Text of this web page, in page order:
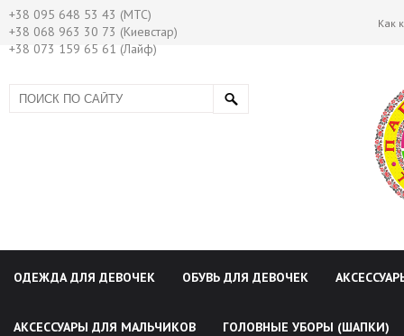
+38 095 648 53 43 (МТС)
+38 068 963 30 73 (Киевстар)
+38 073 159 65 61 (Лайф)
Как
ОДЕЖДА ДЛЯ ДЕВОЧЕК ОБУВЬ ДЛЯ ДЕВОЧЕК
АКСЕССУАРЫ ДЛЯ МАЛЬЧИКОВ ГОЛОВНЫЕ УБОРЫ (ШАПКИ)